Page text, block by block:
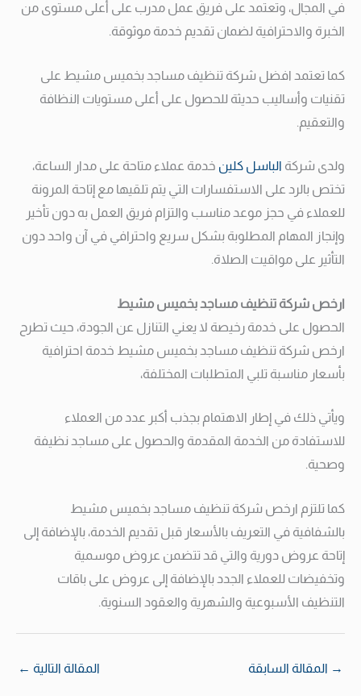
في المجال، وتعتمد على فريق عمل مدرب على أعلى مستوى من
الخبرة والاحترافية لضمان تقديم خدمة موثوقة.
كما تعتمد افضل شركة تنظيف مساجد بخميس مشيط على
تقنيات وأساليب حديثة للحصول على أعلى مستويات النظافة
والتعقيم.
ولدى شركة الباسل كلينخدمة عملاء متاحة على مدار الساعة،
تختص بالرد على الاستفسارات التي يتم تلقيها مع إتاحة المرونة
للعملاء في حجز موعد مناسب والتزام فريق العمل به دون تأخير
وإنجاز المهام المطلوبة بشكل سريع واحترافي في آن واحد دون
التأثير على مواقيت الصلاة.
ارخص شركة تنظيف مساجد بخميس مشيط
الحصول على خدمة رخيصة لا يعني التنازل عن الجودة، حيث تطرح
ارخص شركة تنظيف مساجد بخميس مشيط خدمة احترافية
بأسعار مناسبة تلبي المتطلبات المختلفة،
ويأتي ذلك في إطار الاهتمام بجذب أكبر عدد من العملاء
للاستفادة من الخدمة المقدمة والحصول على مساجد نظيفة
وصحية.
كما تلتزم ارخص شركة تنظيف مساجد بخميس مشيط
بالشفافية في التعريف بالأسعار قبل تقديم الخدمة، بالإضافة إلى
إتاحة عروض دورية والتي قد تتضمن عروض موسمية
وتخفيضات للعملاء الجدد بالإضافة إلى عروض على باقات
التنظيف الأسبوعية والشهرية والعقود السنوية.
→ المقالة السابقة المقالة التالية ←